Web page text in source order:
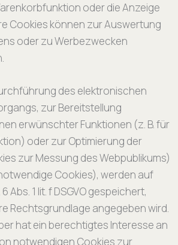
oder die Anzeige
Cookies können zur Auswertung
oder zu Werbezwecken
des elektronischen
zur Bereitstellung
erwünschter Funktionen (z. B. für
oder zur Optimierung der
zur Messung des Webpublikums)
Cookies), werden auf
Abs. 1 lit. f DSGVO gespeichert,
Rechtsgrundlage angegeben wird.
hat ein berechtigtes Interesse an
notwendigen Cookies zur